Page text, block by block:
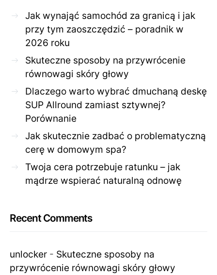
Jak wynająć samochód za granicą i jak
przy tym zaoszczędzić – poradnik w
2026 roku
Skuteczne sposoby na przywrócenie
równowagi skóry głowy
Dlaczego warto wybrać dmuchaną deskę
SUP Allround zamiast sztywnej?
Porównanie
Jak skutecznie zadbać o problematyczną
cerę w domowym spa?
Twoja cera potrzebuje ratunku – jak
mądrze wspierać naturalną odnowę
Recent Comments
unlocker - Skuteczne sposoby na
przywrócenie równowagi skóry głowy